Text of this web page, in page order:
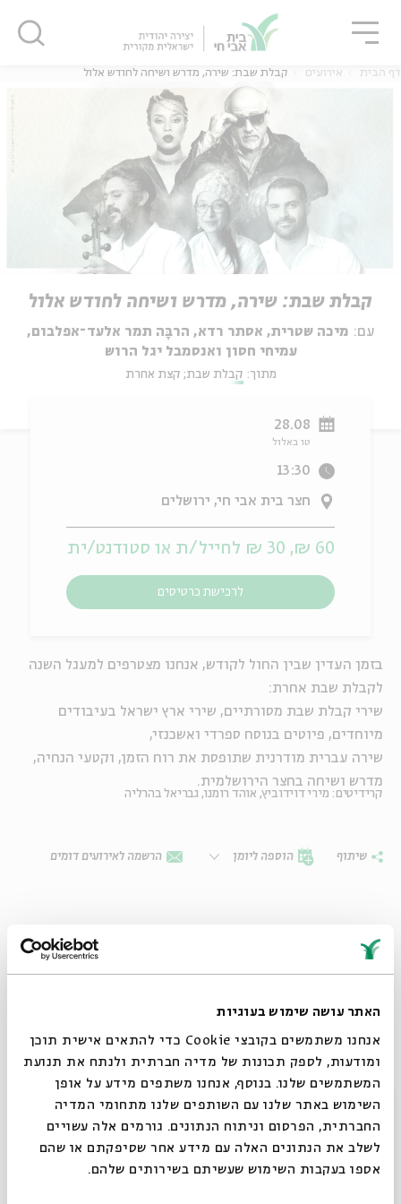
האתר עושה שימוש בעוגיות
אנחנו משתמשים בקובצי Cookie כדי להתאים אישית תוכן
ומודעות, לספק תכונות של מדיה חברתית ולנתח את תנועת
המשתמשים שלנו. בנוסף, אנחנו משתפים מידע על אופן
השימוש באתר שלנו עם השותפים שלנו מתחומי המדיה
החברתית, הפרסום וניתוח הנתונים. גורמים אלה עשויים
לשלב את הנתונים האלה עם מידע אחר שסיפקתם או שהם
אספו בעקבות השימוש שעשיתם בשירותים שלהם.
דף הבית אירועים קבלת שבת: שירה, מדרש ושיחה לחודש אלול
קבלת שבת: שירה, מדרש ושיחה לחודש אלול
עם: מיכה שטרית, אסתר רדא, הרבָּה תמר אלעד־אפלבום,
עמיחי חסון ואנסמבל יגל הרוש
מתוך: קבלת שבת; קצת אחרת
בזמן העדין שבין החול לקודש, אנחנו מצטרפים למעגל השנה
לקבלת שבת אחרת:
שירי קבלת שבת מסורתיים, שירי ארץ ישראל בעיבודים
מיוחדים, פיוטים בנוסח ספרדי ואשכנזי,
שירה עברית מודרנית שתופסת את רוח הזמן, וקטעי הנחיה,
מדרש ושיחה בחצר הירושלמית.
קרידיטים: מירי דוידוביץ, אוהד רומנו, גבריאל בהרליה
שיתוף הוספה ליומן הרשמה לאירועים דומים
28.08
טו באלול
13:30
חצר בית אבי חי, ירושלים
60 ₪, 30 ₪ לחייל/ת או סטודנט/ית
לרכישת כרטיסים
סגור
סגור